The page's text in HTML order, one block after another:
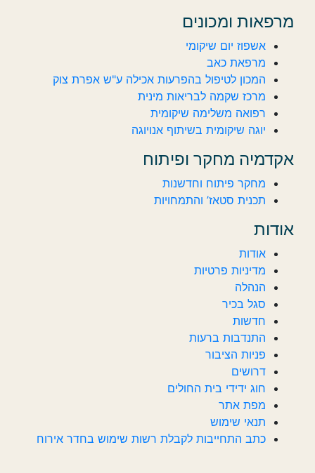
מרפאות ומכונים
אשפוז יום שיקומי
מרפאת כאב
המכון לטיפול בהפרעות אכילה ע"ש אפרת צוק
מרכז שקמה לבריאות מינית
רפואה משלימה שיקומית
יוגה שיקומית בשיתוף אנויוגה
אקדמיה מחקר ופיתוח
מחקר פיתוח וחדשנות
תכנית סטאז’ והתמחויות
אודות
אודות
מדיניות פרטיות
הנהלה
סגל בכיר
חדשות‎‎
התנדבות ברעות
פניות הציבור
דרושים
חוג ידידי בית החולים
מפת אתר
תנאי שימוש
כתב התחייבות לקבלת רשות שימוש בחדר אירוח